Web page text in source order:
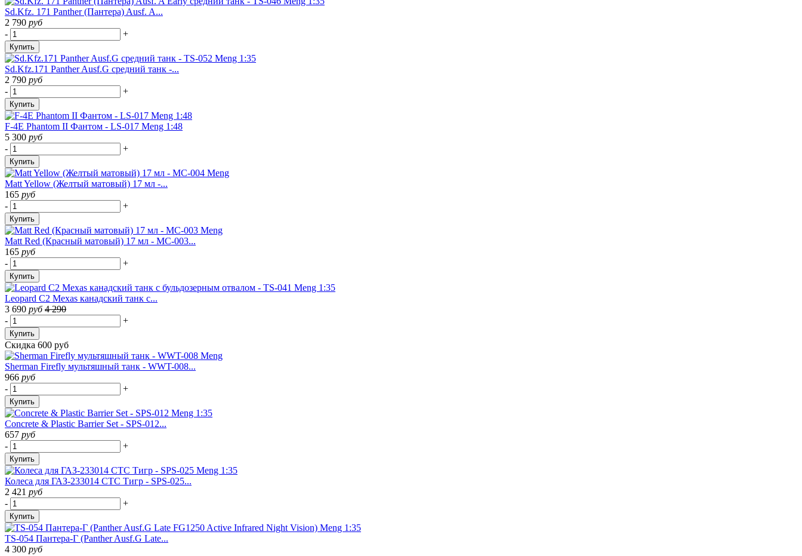
Sd.Kfz. 171 Panther (Пантера) Ausf. A...
2 790 руб
-
+
Купить
Sd.Kfz.171 Panther Ausf.G средний танк -...
2 790 руб
-
+
Купить
F-4E Phantom II Фантом - LS-017 Meng 1:48
5 300 руб
-
+
Купить
Matt Yellow (Желтый матовый) 17 мл -...
165 руб
-
+
Купить
Matt Red (Красный матовый) 17 мл - MC-003...
165 руб
-
+
Купить
Leopard C2 Mexas канадский танк с...
3 690 руб 4 290
-
+
Купить
Скидка 600 руб
Sherman Firefly мультяшный танк - WWT-008...
966 руб
-
+
Купить
Concrete & Plastic Barrier Set - SPS-012...
657 руб
-
+
Купить
Колеса для ГАЗ-233014 СТС Тигр - SPS-025...
2 421 руб
-
+
Купить
TS-054 Пантера-Г (Panther Ausf.G Late...
4 300 руб